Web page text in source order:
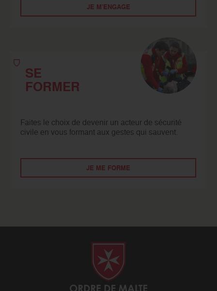
JE M'ENGAGE
SE
FORMER
Faites le choix de devenir un acteur de sécurité
civile en vous formant aux gestes qui sauvent.
JE ME FORME